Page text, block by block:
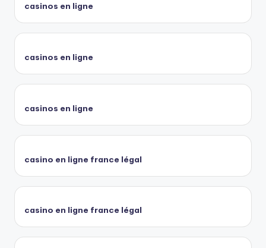
casinos en ligne
casinos en ligne
casinos en ligne
casino en ligne france légal
casino en ligne france légal